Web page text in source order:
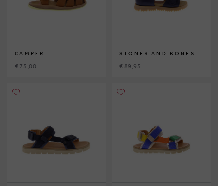
CAMPER
€ 75,00
STONES AND BONES
€ 89,95